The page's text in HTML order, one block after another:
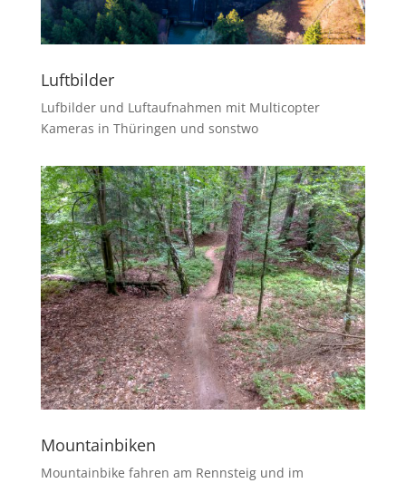
Luftbilder
Lufbilder und Luftaufnahmen mit Multicopter
Kameras in Thüringen und sonstwo
Mountainbiken
Mountainbike fahren am Rennsteig und im